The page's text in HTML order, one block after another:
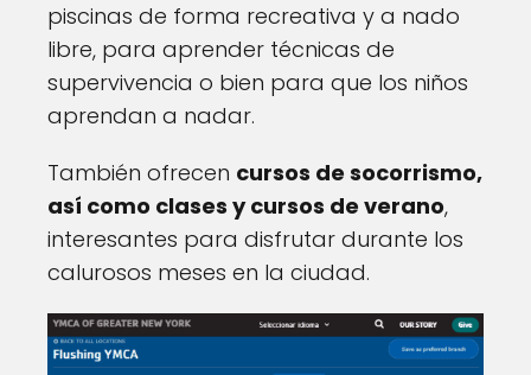
piscinas de forma recreativa y a nado
libre, para aprender técnicas de
supervivencia o bien para que los niños
aprendan a nadar.
También ofrecen cursos de socorrismo,
así como clases y cursos de verano,
interesantes para disfrutar durante los
calurosos meses en la ciudad.